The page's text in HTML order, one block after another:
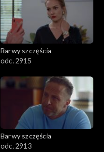
Barwy szczęścia
odc. 2915
Barwy szczęścia
odc. 2913